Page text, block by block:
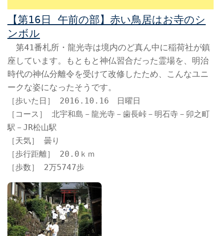
【第16日 午前の部】 赤い鳥居はお寺のシ
ンボル
第41番札所・龍光寺は境内のど真ん中に稲荷社が鎮
座しています。もともと神仏習合だった霊場を、明治
時代の神仏分離令を受けて改修したため、こんなユニ
ークな姿になったそうです。
［歩いた日］ 2016.10.16 日曜日
［コース］ 北宇和島－龍光寺－歯長峠－明石寺－卯之町
駅－JR松山駅
［天気］ 曇り
［歩行距離］ 20.0ｋｍ
［歩数］ 2万5747歩